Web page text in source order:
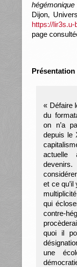
Dijon,
https://lir3s.u-
page
« Défaire
du
on n’a
depuis le
actuelle
et ce
qui
contre-
quoi il
une